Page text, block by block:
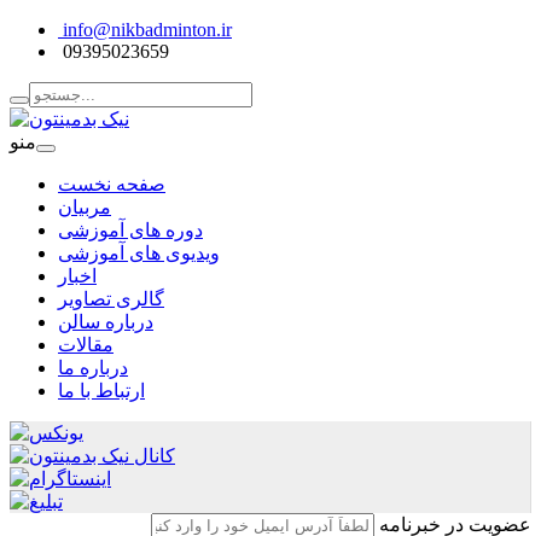
info@nikbadminton.ir
09395023659
منو
صفحه نخست
مربیان
دوره های آموزشی
ویدیوی های آموزشی
اخبار
گالری تصاویر
درباره سالن
مقالات
درباره ما
ارتباط با ما
عضویت در خبرنامه